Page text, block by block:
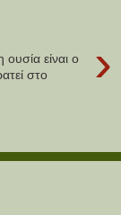
›
είναι ο
στο